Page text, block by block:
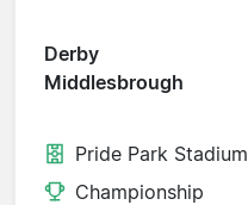
Derby
Middlesbrough
Pride Park Stadium
Championship